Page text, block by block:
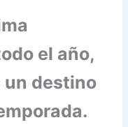
el año,
un destino